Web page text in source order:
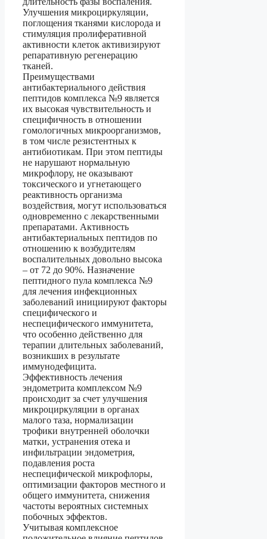
Улучшения микроциркуляции,
поглощения тканями кислорода и
стимуляция пролиферативной
активности клеток активизируют
репаративную регенерацию
тканей.
Преимуществами
антибактериального действия
пептидов комплекса №9 является
их высокая чувствительность и
специфичность в отношении
гомологичных микроорганизмов,
в том числе резистентных к
антибиотикам. При этом пептиды
не нарушают нормальную
микрофлору, не оказывают
токсического и угнетающего
реактивность организма
воздействия, могут использоваться
одновременно с лекарственными
препаратами. Активность
антибактериальных пептидов по
отношению к возбудителям
воспалительных довольно высока
– от 72 до 90%. Назначение
пептидного пула комплекса №9
для лечения инфекционных
заболеваний инициируют факторы
специфического и
неспецифического иммунитета,
что особенно действенно для
терапии длительных заболеваний,
возникших в результате
иммунодефицита.
Эффективность лечения
эндометрита комплексом №9
происходит за счет улучшения
микроциркуляции в органах
малого таза, нормализации
трофики внутренней оболочки
матки, устранения отека и
инфильтрации эндометрия,
подавления роста
неспецифической микрофлоры,
оптимизации факторов местного и
общего иммунитета, снижения
частоты вероятных системных
побочных эффектов.
Учитывая комплексное